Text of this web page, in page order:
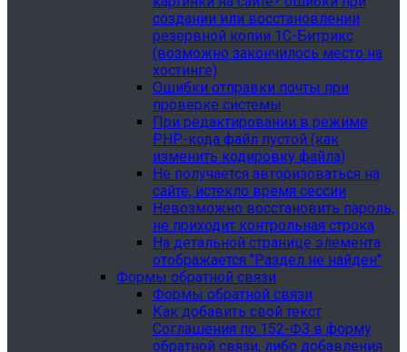
создании или восстановлении
резервной копии 1С-Битрикс
(возможно закончилось место на
хостинге)
Ошибки отправки почты при
проверке системы
При редактировании в режиме
PHP-кода файл пустой (как
изменить кодировку файла)
Не получается авторизоваться на
сайте, истекло время сессии
Невозможно восстановить пароль,
не приходит контрольная строка
На детальной странице элемента
отображается "Раздел не найден"
Формы обратной связи
Формы обратной связи
Как добавить свой текст
Соглашения по 152-ФЗ в форму
обратной связи, либо добавления